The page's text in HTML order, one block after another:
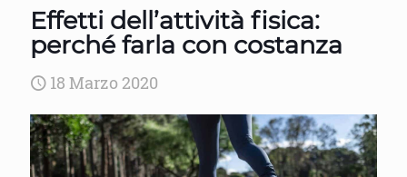
Effetti dell’attività fisica:
perché farla con costanza
18 Marzo 2020